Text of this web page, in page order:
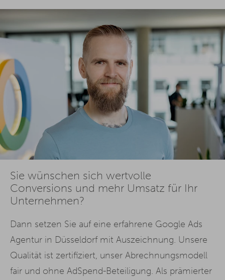
Sie wünschen sich wertvolle
Conversions und mehr Umsatz für Ihr
Unternehmen?
Dann setzen Sie auf eine erfahrene Google Ads
Agentur in Düsseldorf mit Auszeichnung. Unsere
Qualität ist zertifiziert, unser Abrechnungsmodell
fair und ohne AdSpend-Beteiligung. Als prämierter